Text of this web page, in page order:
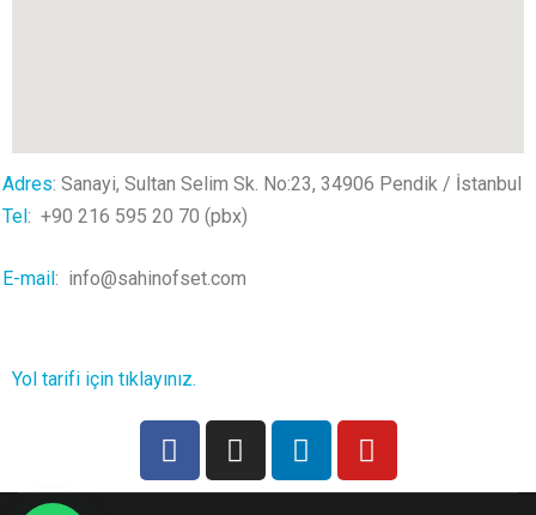
Adres: Sanayi, Sultan Selim Sk. No:23, 34906 Pendik / İstanbul
Tel: +90 216 595 20 70 (pbx)
E-mail: info@sahinofset.com
Yol tarifi için tıklayınız.